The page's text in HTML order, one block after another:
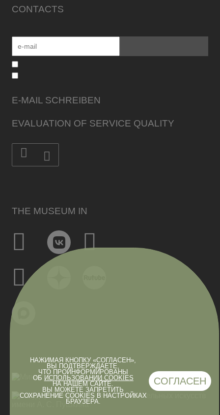
НАЖИМАЯ КНОПКУ «СОГЛАСЕН»,
ВЫ ПОДТВЕРЖДАЕТЕ,
ЧТО ПРОИНФОРМИРОВАНЫ
ОБ ИСПОЛЬЗОВАНИИ COOKIES
НА НАШЕМ САЙТЕ.
ВЫ МОЖЕТЕ ЗАПРЕТИТЬ
СОХРАНЕНИЕ COOKIES В НАСТРОЙКАХ
БРАУЗЕРА.
СОГЛАСЕН
CONTACTS
THE MUSEUM IN
E-MAIL SCHREIBEN
EVALUATION OF SERVICE QUALITY